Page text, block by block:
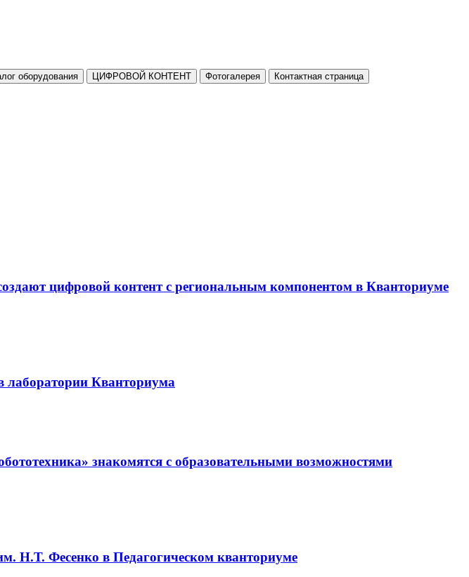
оборудования ЦИФРОВОЙ КОНТЕНТ Фотогалерея Контактная страница
цифровой контент с региональным компонентом в Кванториуме
Кванториума
знакомятся с образовательными возможностями
Н.Т. Фесенко в Педагогическом кванториуме